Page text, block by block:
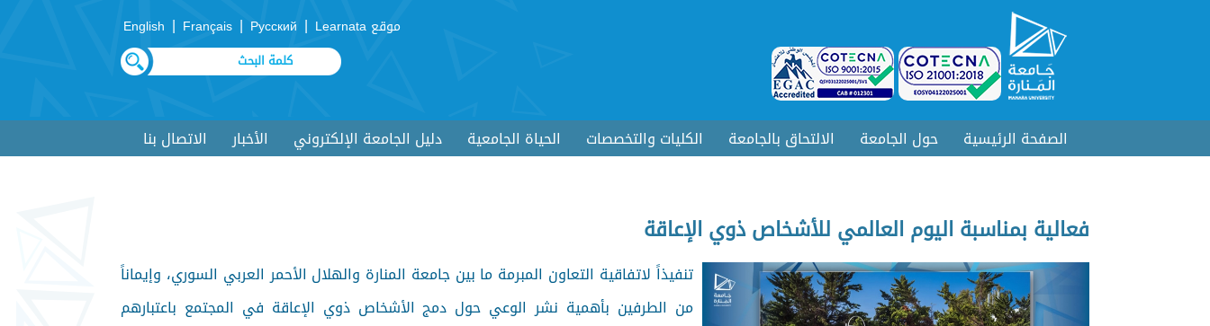
موقع Learnata |
Русский
|
Français
|
English
الصفحة الرئيسية حول الجامعة الالتحاق بالجامعة الكليات والتخصصات الحياة الجامعية دليل الجامعة الإلكتروني الأخبار الاتصال بنا
فعالية بمناسبة اليوم العالمي للأشخاص ذوي الإعاقة
تنفيذاً لاتفاقية التعاون المبرمة ما بين جامعة المنارة والهلال الأحمر العربي السوري، وإيماناً
من الطرفين بأهمية نشر الوعي حول دمج الأشخاص ذوي الإعاقة في المجتمع باعتبارهم